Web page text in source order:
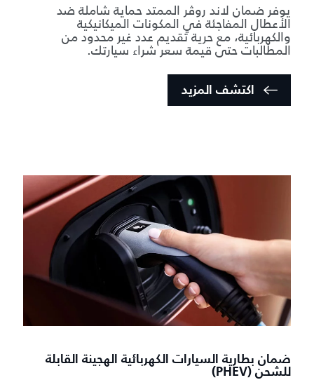
يوفر ضمان لاند روڤر الممتد حماية شاملة ضد
الأعطال المفاجئة في المكونات الميكانيكية
والكهربائية، مع حرية تقديم عدد غير محدود من
المطالبات حتى قيمة سعر شراء سيارتك.
اكتشف المزيد
ضمان بطارية السيارات الكهربائية الهجينة القابلة
للشحن (PHEV)